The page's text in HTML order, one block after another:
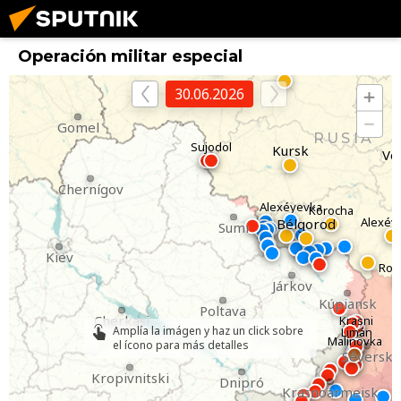
Operación militar especial
30.06.2026
Dnipró
Kiev
Kropivnitski
Krasnoarmeisk
Kúpiansk
Poltava
Séversk
Sumi
Járkov
Cherkasi
Chernígov
Gomel
RUSIA
Alexéyevka
Bélgorod
Korocha
Briansk
Krasni
Limán
Malínovka
Kursk
Sujodol
Amplía la imágen y haz un click sobre
el ícono para más detalles